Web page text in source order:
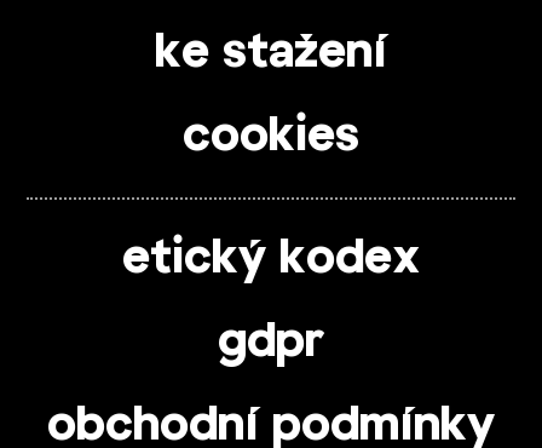
ke stažení
cookies
etický kodex
gdpr
obchodní podmínky